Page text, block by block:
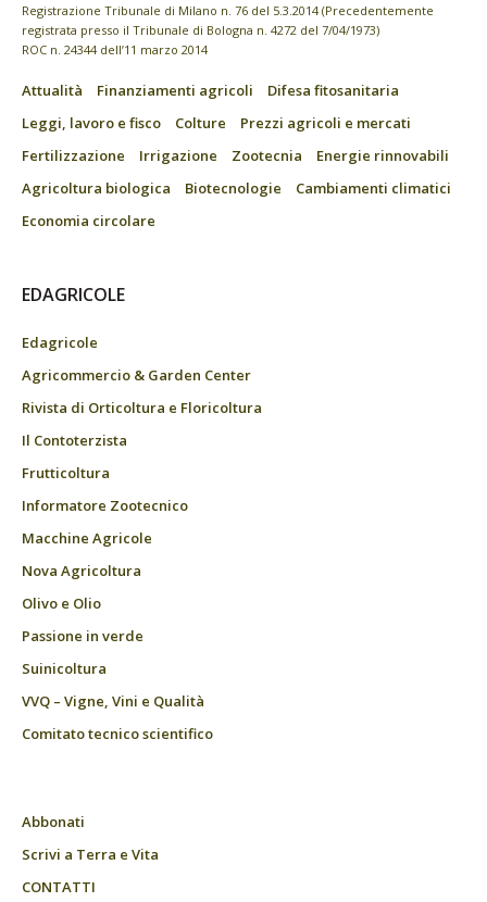
Registrazione Tribunale di Milano n. 76 del 5.3.2014 (Precedentemente
registrata presso il Tribunale di Bologna n. 4272 del 7/04/1973)
ROC n. 24344 dell’11 marzo 2014
Attualità Finanziamenti agricoli
Difesa fitosanitaria
Leggi, lavoro e fisco
Colture
Prezzi agricoli e mercati
Fertilizzazione
Irrigazione Zootecnia
Energie rinnovabili
Agricoltura biologica
Biotecnologie
Cambiamenti climatici
Economia circolare
EDAGRICOLE
Edagricole
Agricommercio & Garden Center
Rivista di Orticoltura e Floricoltura
Il Contoterzista
Frutticoltura
Informatore Zootecnico
Macchine Agricole
Nova Agricoltura
Olivo e Olio
Passione in verde
Suinicoltura
VVQ – Vigne, Vini e Qualità
Comitato tecnico scientifico
Abbonati
Scrivi a Terra e Vita
CONTATTI